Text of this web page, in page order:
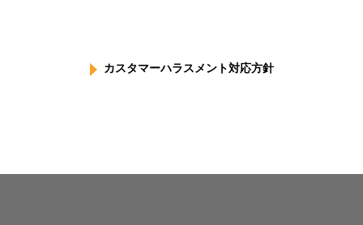
カスタマーハラスメント対応方針